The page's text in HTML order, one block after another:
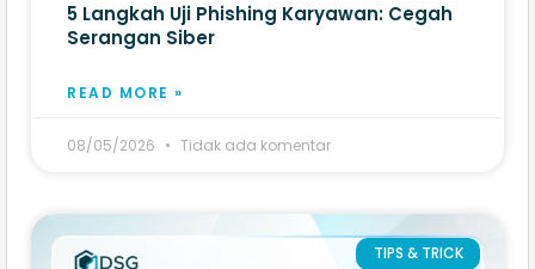
5 Langkah Uji Phishing Karyawan: Cegah
Serangan Siber
READ MORE »
08/05/2026 Tidak ada komentar
TIPS & TRICK